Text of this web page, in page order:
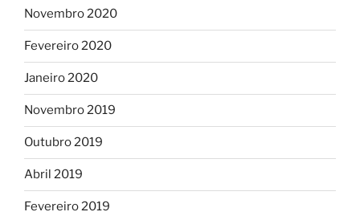
Novembro 2020
Fevereiro 2020
Janeiro 2020
Novembro 2019
Outubro 2019
Abril 2019
Fevereiro 2019